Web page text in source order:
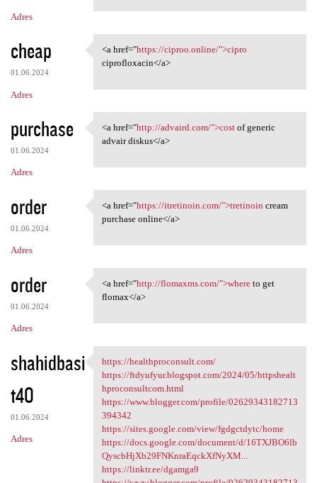
Adres
cheap
01.06.2024
Adres
<a href="https://ciproo
<a href="https://ciproo.online/">cipro
ciprofloxacin</a>
purchase
01.06.2024
Adres
<a href="http://advaird.com/"
<a href="http://advaird.com/">costof generic
advair diskus</a>
order
01.06.2024
Adres
<a href="https://itretinoin
<a href="https://itretinoin.com/">tretinoin cream
purchase online</a>
order
01.06.2024
Adres
<a href="http://flomaxms.com/
<a href="http://flomaxms.com/">whereto get
flomax</a>
shahidbasi
t40
01.06.2024
Adres
https://healthproconsult.com/
https://healthproconsult.com/
https://ftdyufyur.blogspot.com/2024/05/httpshealt
hproconsultcom.html
https://www.blogger.com/profile/02629343182713
394342
https://sites.google.com/view/fgdgctdytc/home
https://docs.google.com/document/d/16TXJBO6lb
QyscbHjXb29FNKnraEqckXfNyXM...
https://linktr.ee/dgamga9